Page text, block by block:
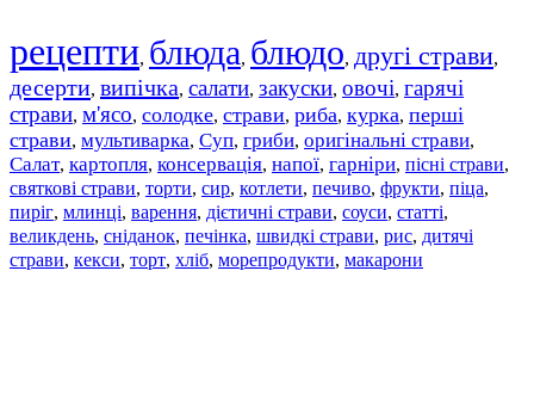
рецепти, блюда, блюдо, другі страви,
десерти, випічка, салати, закуски, овочі, гарячі
страви, м'ясо, солодке, страви, риба, курка, перші
страви, мультиварка, Суп, гриби, оригінальні страви,
Салат, картопля, консервація, напої, гарніри, пісні страви,
святкові страви, торти, сир, котлети, печиво, фрукти, піца,
пиріг, млинці, варення, дієтичні страви, соуси, статті,
великдень, сніданок, печінка, швидкі страви, рис, дитячі
страви, кекси, торт, хліб, морепродукти, макарони